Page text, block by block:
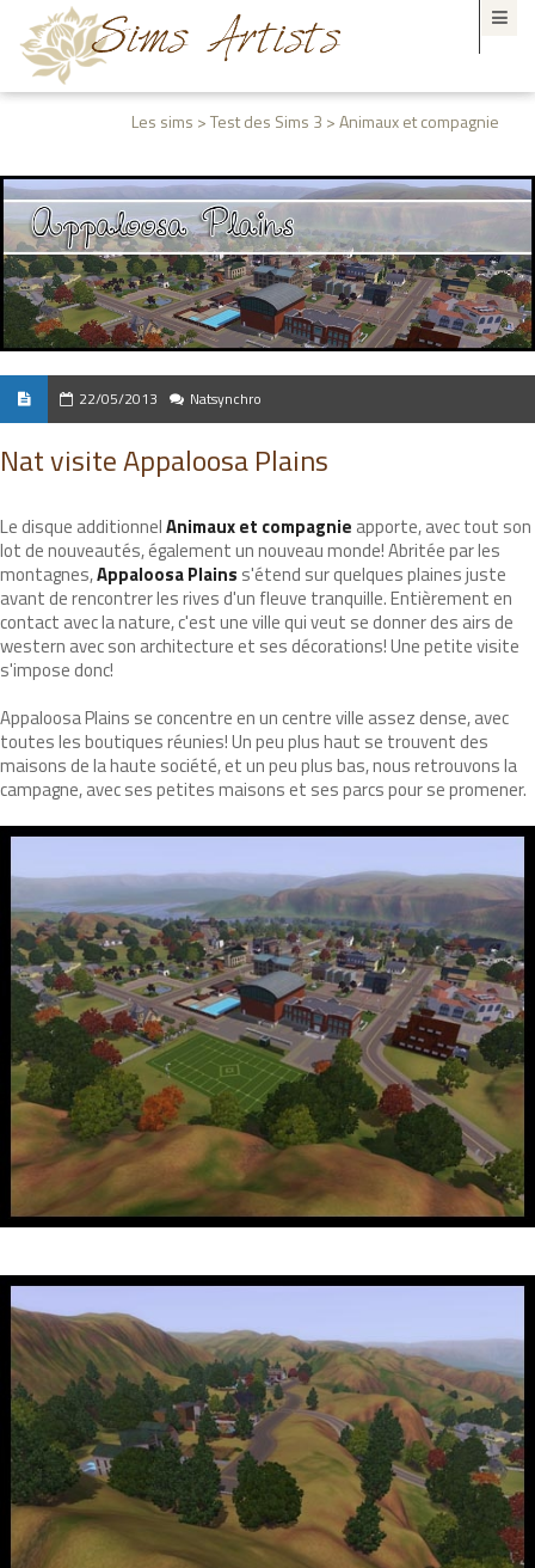
Les sims > Test des Sims 3 > Animaux et compagnie
22/05/2013 Natsynchro
Nat visite Appaloosa Plains
Le disque additionnelAnimaux et compagnie apporte, avec tout son
lot de nouveautés, également un nouveau monde! Abritée par les
montagnes,Appaloosa Plains s'étend sur quelques plaines juste
avant de rencontrer les rives d'un fleuve tranquille. Entièrement en
contact avec la nature, c'est une ville qui veut se donner des airs de
western avec son architecture et ses décorations! Une petite visite
s'impose donc!
Appaloosa Plains se concentre en un centre ville assez dense, avec
toutes les boutiques réunies! Un peu plus haut se trouvent des
maisons de la haute société, et un peu plus bas, nous retrouvons la
campagne, avec ses petites maisons et ses parcs pour se promener.